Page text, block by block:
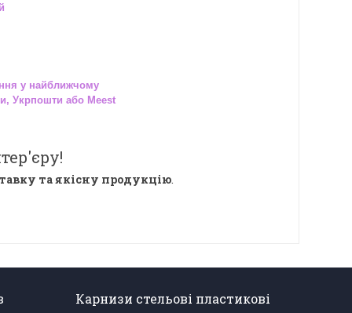
у найближчому
Укрпошти або Meest
та якісну продукцію.
Карнизи стельові пластикові